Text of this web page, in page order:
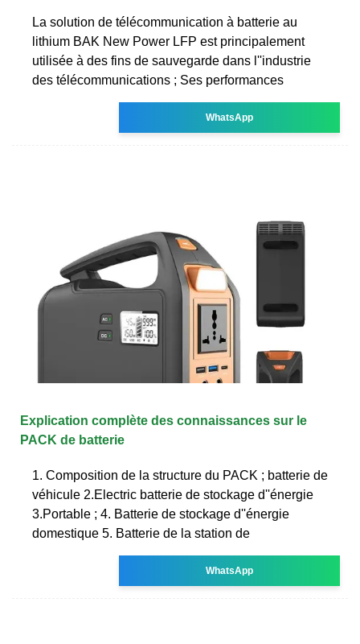
La solution de télécommunication à batterie au
lithium BAK New Power LFP est principalement
utilisée à des fins de sauvegarde dans l''industrie
des télécommunications ; Ses performances
WhatsApp
Explication complète des connaissances sur le
PACK de batterie
1. Composition de la structure du PACK ; batterie de
véhicule 2.Electric batterie de stockage d''énergie
3.Portable ; 4. Batterie de stockage d''énergie
domestique 5. Batterie de la station de
WhatsApp